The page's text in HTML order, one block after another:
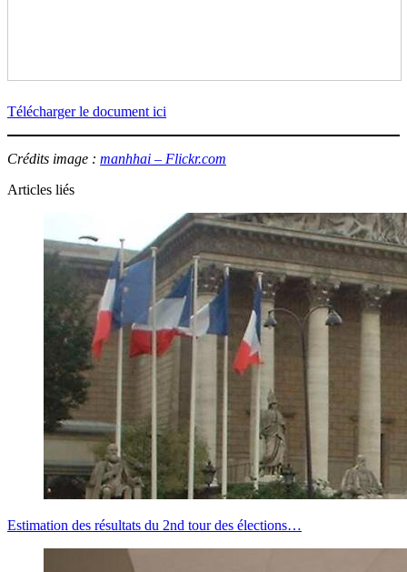
Télécharger le document ici
Crédits image : manhhai – Flickr.com
Articles liés
Estimation des résultats du 2nd tour des élections…